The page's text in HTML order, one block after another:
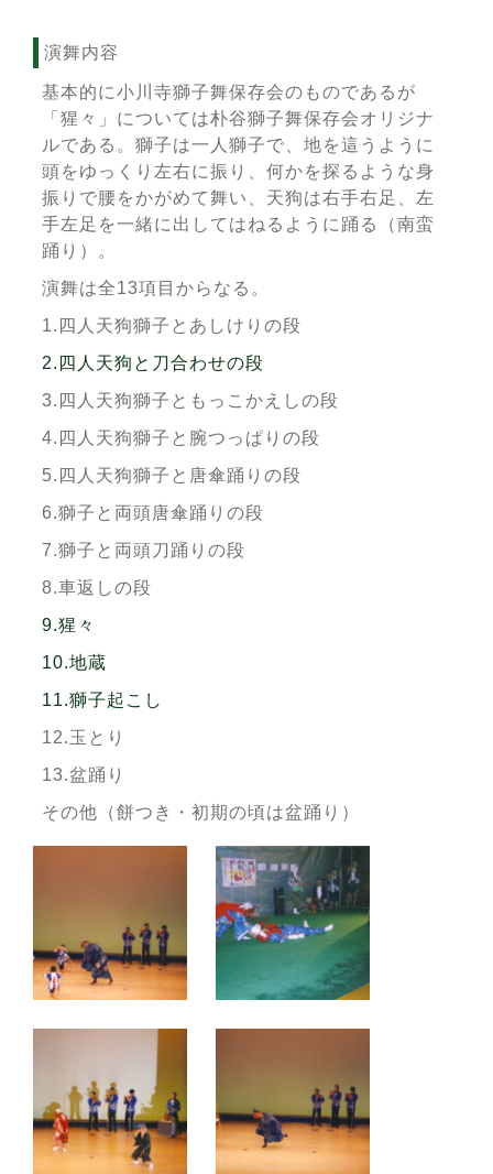
演舞内容
基本的に小川寺獅子舞保存会のものであるが
「猩々」については朴谷獅子舞保存会オリジナ
ルである。獅子は一人獅子で、地を這うように
頭をゆっくり左右に振り、何かを探るような身
振りで腰をかがめて舞い、天狗は右手右足、左
手左足を一緒に出してはねるように踊る（南蛮
踊り）。
演舞は全13項目からなる。
1.四人天狗獅子とあしけりの段
2.四人天狗と刀合わせの段
3.四人天狗獅子ともっこかえしの段
4.四人天狗獅子と腕つっぱりの段
5.四人天狗獅子と唐傘踊りの段
6.獅子と両頭唐傘踊りの段
7.獅子と両頭刀踊りの段
8.車返しの段
9.猩々
10.地蔵
11.獅子起こし
12.玉とり
13.盆踊り
その他（餅つき・初期の頃は盆踊り）